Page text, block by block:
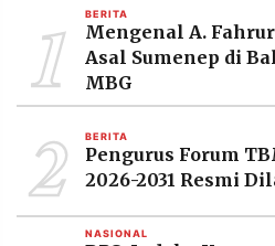
PRAMUDITA
2026
PT.
MEDIA
PRAMUDITA
1 BERITA
Mengenal A.
Asal Sumenep di
MBG
2 BERITA
Pengurus Forum
2026-2031 Resmi
NASIONAL